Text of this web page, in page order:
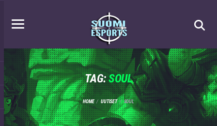
TAG:SOUL
HOME UUTISET SOUL